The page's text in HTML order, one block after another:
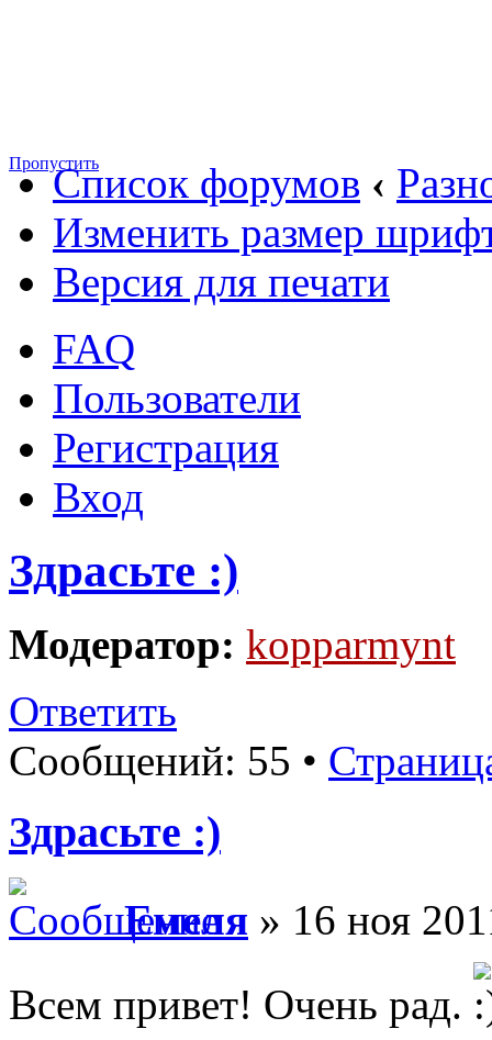
ПропуститьСписок форумов ‹
Изменить размер
Версия для печати
FAQ
Пользователи
Регистрация
Вход
Здрасьте :)
Модератор: kopparmynt
Ответить
Сообщений: 55 •
Здрасьте :)
Емеля » 16 ноя
Всем привет! Очень рад.